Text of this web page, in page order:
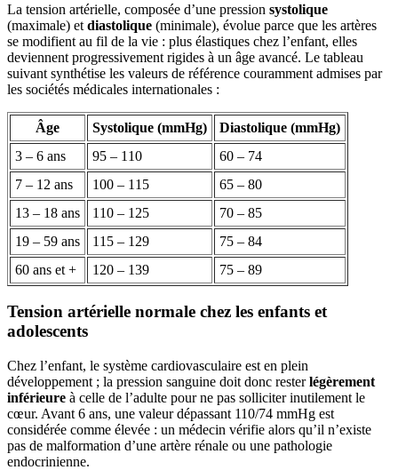
La tension artérielle, composée d’une pression systolique
(maximale) et diastolique (minimale), évolue parce que les artères
se modifient au fil de la vie : plus élastiques chez l’enfant, elles
deviennent progressivement rigides à un âge avancé. Le tableau
suivant synthétise les valeurs de référence couramment admises par
les sociétés médicales internationales :
Âge Systolique (mmHg)
Diastolique (mmHg)
3 – 6 ans
95 – 110
60 – 74
7 – 12 ans
100 – 115
65 – 80
13 – 18 ans
110 – 125
70 – 85
19 – 59 ans
115 – 129
75 – 84
60 ans et +
120 – 139 75 – 89
Tension artérielle normale chez les enfants et
adolescents
Chez l’enfant, le système cardiovasculaire est en plein
développement ; la pression sanguine doit donc resterlégèrement
inférieure à celle de l’adulte pour ne pas solliciter inutilement le
cœur. Avant 6 ans, une valeur dépassant 110/74 mmHg est
considérée comme élevée : un médecin vérifie alors qu’il n’existe
pas de malformation d’une artère rénale ou une pathologie
endocrinienne.